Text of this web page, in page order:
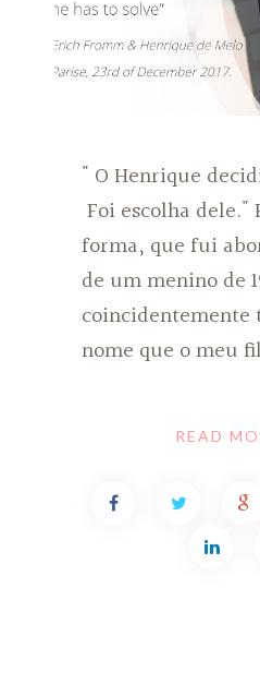
" O Henrique
Foi escolha dele."
forma, que fui
de um menino de
coincidentemente
nome que o meu
READ